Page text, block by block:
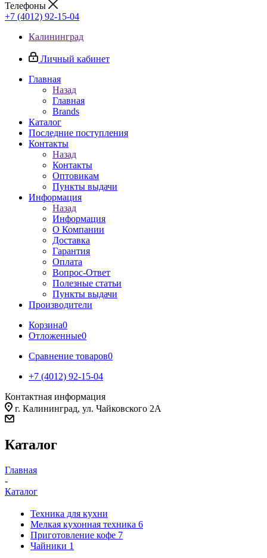
Телефоны
+7 (4012) 92-15-04
Калининград
Личный кабинет
Главная
Назад
Главная
Brands
Каталог
Последние поступления
Контакты
Назад
Контакты
Оптовикам
Пункты выдачи
Информация
Назад
Информация
О Компании
Доставка
Гарантия
Оплата
Вопрос-Ответ
Полезные статьи
Пункты выдачи
Производители
Корзина0
Отложенные0
Сравнение товаров0
+7 (4012) 92-15-04
Контактная информация
г. Калининград, ул. Чайковского 2А
Каталог
Главная
-
Каталог
Техника для кухни
Мелкая кухонная техника 6
Приготовление кофе 7
Чайники 1